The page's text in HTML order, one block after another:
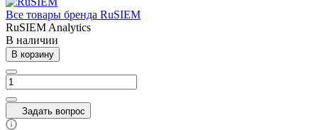
Все товары бренда RuSIEM
RuSIEM Analytics
В наличии
В корзину
Задать вопрос